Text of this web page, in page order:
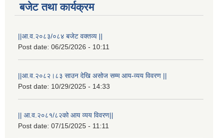
बजेट तथा कार्यक्रम
||आ.व.२०८३/०८४ बजेट वक्तव्य ||
Post date: 06/25/2026 - 10:11
||आ.व.२०८२।८३ साउन देखि असोज सम्म आय-व्यय विवरण ||
Post date: 10/29/2025 - 14:33
|| आ.व.२०८१/८२को आय व्यय विवरण||
Post date: 07/15/2025 - 11:11